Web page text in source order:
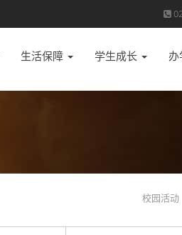
生活保障 学生成长 办
校园活动